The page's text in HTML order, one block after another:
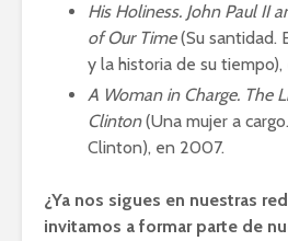
His Holiness. John Paul II
of Our Time(Su santidad.
y la historia de su tiempo),
A Woman in Charge. The
Clinton(Una mujer a
Clinton), en 2007.
¿Ya nos sigues en nuestras
invitamos a formar parte de